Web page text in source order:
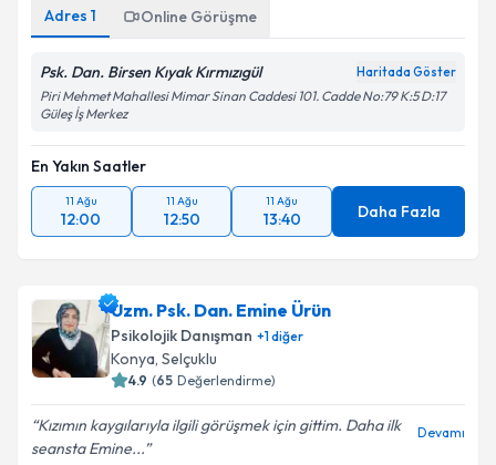
Takvim Talebini Gönder
Adres 1 Online Görüşme
Psk. Dan. Birsen Kıyak Kırmızıgül Haritada Göster
Piri Mehmet Mahallesi Mimar Sinan Caddesi 101. Cadde No:79 K:5 D:17
Güleş İş Merkez
En Yakın Saatler
11 Ağu
12:00
11 Ağu
12:50
11 Ağu
13:40 Daha Fazla
Uzm. Psk. Dan. Emine Ürün
Psikolojik Danışman +1diğer
Konya, Selçuklu
4.9 (65 Değerlendirme)
Kızımın kaygılarıyla ilgili görüşmek için gittim. Daha ilk
seansta Emine...
Devamı